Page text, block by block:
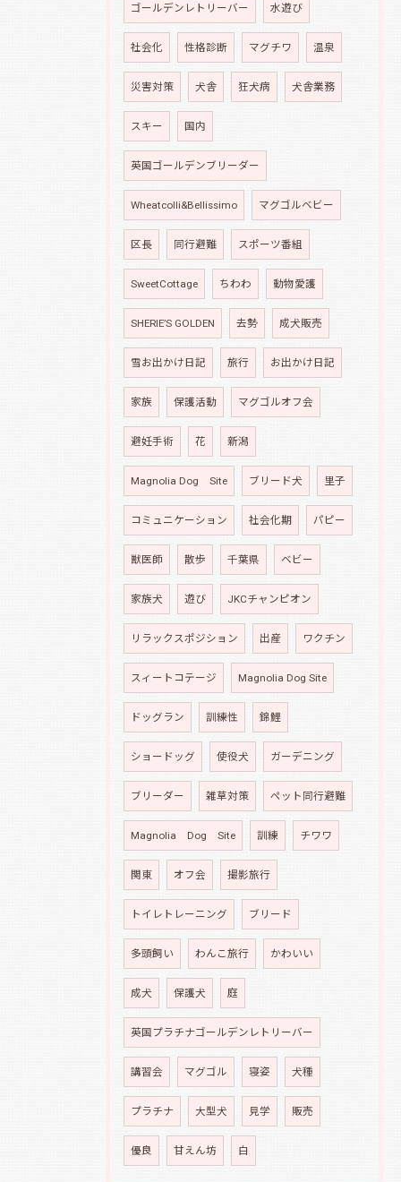
ゴールデンレトリーバー 水遊び
社会化 性格診断 マグチワ 温泉
災害対策 犬舎 狂犬病 犬舎業務
スキー 国内
英国ゴールデンブリーダー
Wheatcolli&Bellissimo マグゴルベビー
区長 同行避難 スポーツ番組
SweetCottage ちわわ 動物愛護
SHERIE’S GOLDEN 去勢 成犬販売
雪お出かけ日記 旅行 お出かけ日記
家族 保護活動 マグゴルオフ会
避妊手術 花 新潟
Magnolia Dog Site ブリード犬 里子
コミュニケーション 社会化期 パピー
獣医師 散歩 千葉県 ベビー
家族犬 遊び JKCチャンピオン
リラックスポジション 出産 ワクチン
スィートコテージ Magnolia Dog Site
ドッグラン 訓練性 錦鯉
ショードッグ 使役犬 ガーデニング
ブリーダー 雑草対策 ペット同行避難
Magnolia Dog Site 訓練 チワワ
関東 オフ会 撮影旅行
トイレトレーニング ブリード
多頭飼い わんこ旅行 かわいい
成犬 保護犬 庭
英国プラチナゴールデンレトリーバー
講習会 マグゴル 寝姿 犬種
プラチナ 大型犬 見学 販売
優良 甘えん坊 白